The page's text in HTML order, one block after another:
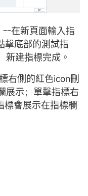
--在新頁面輸入指
擊底部的測試指
新建指標完成。
右側的紅色icon刪
展示；單擊指標右
標會展示在指標欄